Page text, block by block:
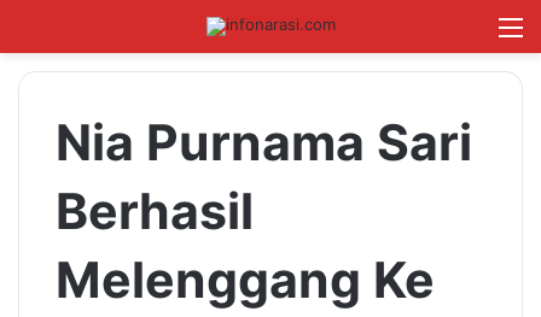
Cari
Nia Purnama Sari
Berhasil
Melenggang Ke